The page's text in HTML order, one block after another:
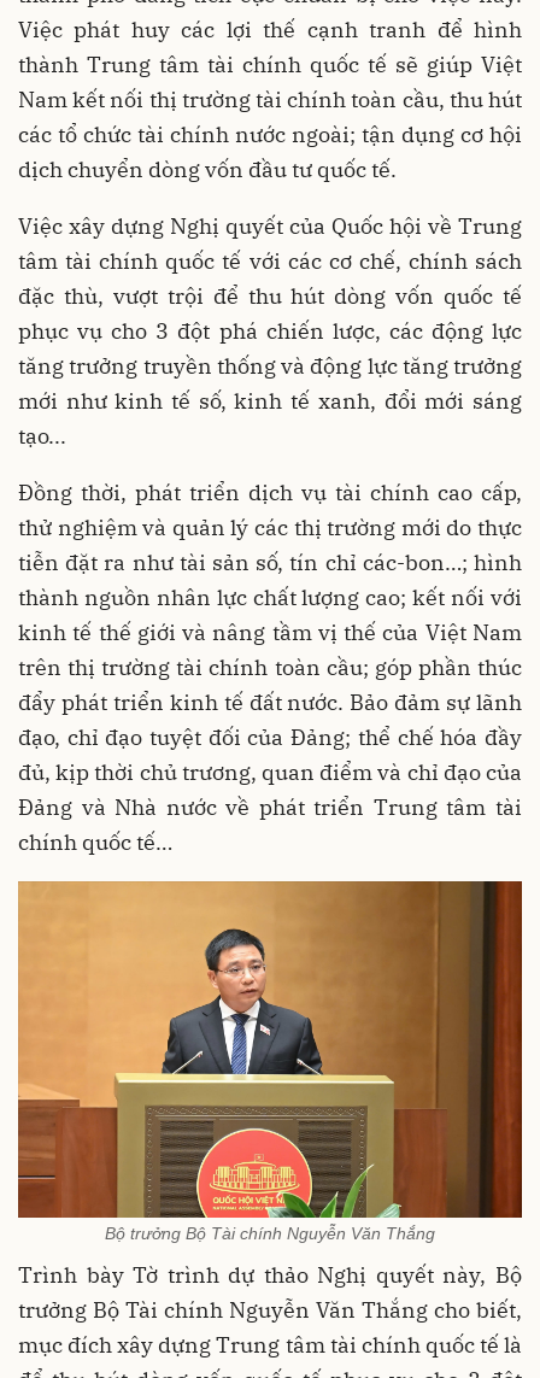
Việc phát huy các lợi thế cạnh tranh để hình
thành Trung tâm tài chính quốc tế sẽ giúp Việt
Nam kết nối thị trường tài chính toàn cầu, thu hút
các tổ chức tài chính nước ngoài; tận dụng cơ hội
dịch chuyển dòng vốn đầu tư quốc tế.
Việc xây dựng Nghị quyết của Quốc hội về Trung
tâm tài chính quốc tế với các cơ chế, chính sách
đặc thù, vượt trội để thu hút dòng vốn quốc tế
phục vụ cho 3 đột phá chiến lược, các động lực
tăng trưởng truyền thống và động lực tăng trưởng
mới như kinh tế số, kinh tế xanh, đổi mới sáng
tạo...
Đồng thời, phát triển dịch vụ tài chính cao cấp,
thử nghiệm và quản lý các thị trường mới do thực
tiễn đặt ra như tài sản số, tín chỉ các-bon…; hình
thành nguồn nhân lực chất lượng cao; kết nối với
kinh tế thế giới và nâng tầm vị thế của Việt Nam
trên thị trường tài chính toàn cầu; góp phần thúc
đẩy phát triển kinh tế đất nước. Bảo đảm sự lãnh
đạo, chỉ đạo tuyệt đối của Đảng; thể chế hóa đầy
đủ, kịp thời chủ trương, quan điểm và chỉ đạo của
Đảng và Nhà nước về phát triển Trung tâm tài
chính quốc tế…
Bộ trưởng Bộ Tài chính Nguyễn Văn Thắng
Trình bày Tờ trình dự thảo Nghị quyết này, Bộ
trưởng Bộ Tài chính Nguyễn Văn Thắng cho biết,
mục đích xây dựng Trung tâm tài chính quốc tế là